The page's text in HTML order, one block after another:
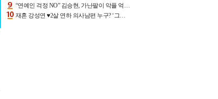
“연예인 걱정 NO” 김승현, 가난팔이 악플 억울할만‥아내+딸과 日 여행
재혼 강성연 ♥2살 연하 의사남편 누구? ‘그알’ 자문의에 훈남 비주얼 초엘리트 스펙 [종합]